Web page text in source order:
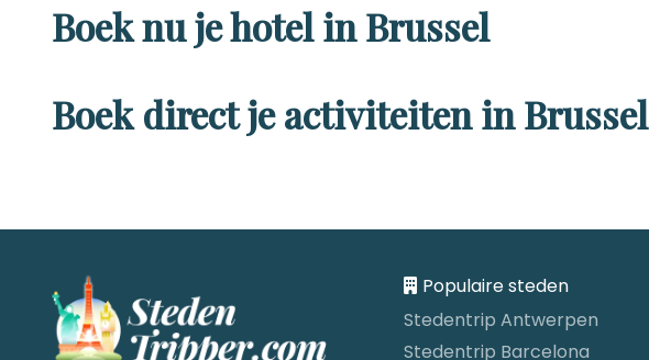
Boek nu je hotel in Brussel
Boek direct je activiteiten in Brussel
Populaire steden
Stedentrip Antwerpen
Stedentrip Barcelona